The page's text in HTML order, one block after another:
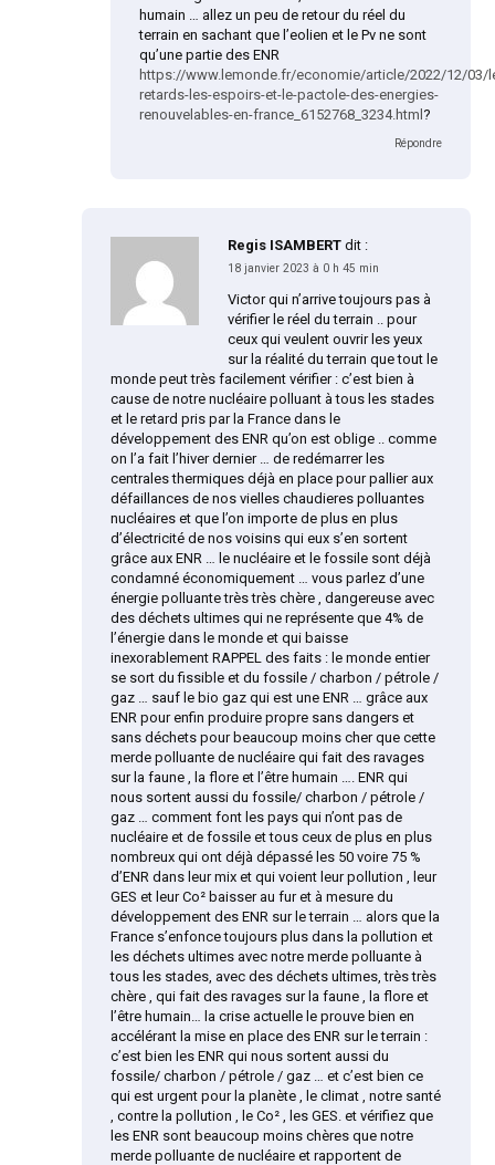
humain … allez un peu de retour du réel du
terrain en sachant que l’eolien et le Pv ne sont
qu’une partie des ENR
https://www.lemonde.fr/economie/article/2022/12/03/
retards-les-espoirs-et-le-pactole-des-energies-
renouvelables-en-france_6152768_3234.html ?
Répondre
Regis ISAMBERT dit :
18 janvier 2023 à 0 h 45 min
Victor qui n’arrive toujours pas à
vérifier le réel du terrain .. pour
ceux qui veulent ouvrir les yeux
sur la réalité du terrain que tout le
monde peut très facilement vérifier : c’est bien à
cause de notre nucléaire polluant à tous les stades
et le retard pris par la France dans le
développement des ENR qu’on est oblige .. comme
on l’a fait l’hiver dernier … de redémarrer les
centrales thermiques déjà en place pour pallier aux
défaillances de nos vielles chaudieres polluantes
nucléaires et que l’on importe de plus en plus
d’électricité de nos voisins qui eux s’en sortent
grâce aux ENR … le nucléaire et le fossile sont déjà
condamné économiquement … vous parlez d’une
énergie polluante très très chère , dangereuse avec
des déchets ultimes qui ne représente que 4% de
l’énergie dans le monde et qui baisse
inexorablement RAPPEL des faits : le monde entier
se sort du fissible et du fossile / charbon / pétrole /
gaz … sauf le bio gaz qui est une ENR … grâce aux
ENR pour enfin produire propre sans dangers et
sans déchets pour beaucoup moins cher que cette
merde polluante de nucléaire qui fait des ravages
sur la faune , la flore et l’être humain …. ENR qui
nous sortent aussi du fossile/ charbon / pétrole /
gaz … comment font les pays qui n’ont pas de
nucléaire et de fossile et tous ceux de plus en plus
nombreux qui ont déjà dépassé les 50 voire 75 %
d’ENR dans leur mix et qui voient leur pollution , leur
GES et leur Co² baisser au fur et à mesure du
développement des ENR sur le terrain … alors que la
France s’enfonce toujours plus dans la pollution et
les déchets ultimes avec notre merde polluante à
tous les stades, avec des déchets ultimes, très très
chère , qui fait des ravages sur la faune , la flore et
l’être humain… la crise actuelle le prouve bien en
accélérant la mise en place des ENR sur le terrain :
c’est bien les ENR qui nous sortent aussi du
fossile/ charbon / pétrole / gaz … et c’est bien ce
qui est urgent pour la planète , le climat , notre santé
, contre la pollution , le Co² , les GES. et vérifiez que
les ENR sont beaucoup moins chères que notre
merde polluante de nucléaire et rapportent de